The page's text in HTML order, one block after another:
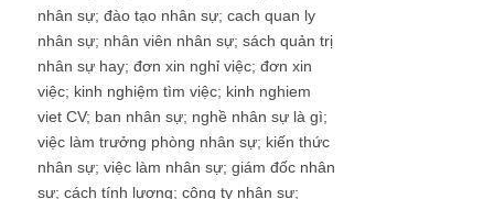
nhân sự; đào tạo nhân sự; cach quan ly
nhân sự; nhân viên nhân sự; sách quản trị
nhân sự hay; đơn xin nghỉ việc; đơn xin
việc; kinh nghiệm tìm việc; kinh nghiem
viet CV; ban nhân sự; nghề nhân sự là gì;
việc làm trưởng phòng nhân sự; kiến thức
nhân sự; việc làm nhân sự; giám đốc nhân
sự; cách tính lương; công ty nhân sự;